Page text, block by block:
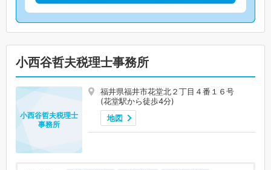
小西谷哲夫税理士事務所
福井県福井市花堂北２丁目４番１６号
(花堂駅から徒歩4分)
地図
小西谷哲夫税理士
事務所